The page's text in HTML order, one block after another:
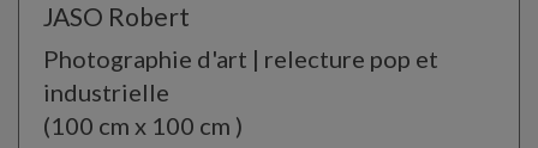
JASO Robert
Photographie d'art | relecture pop et
industrielle
(100 cm x 100 cm )